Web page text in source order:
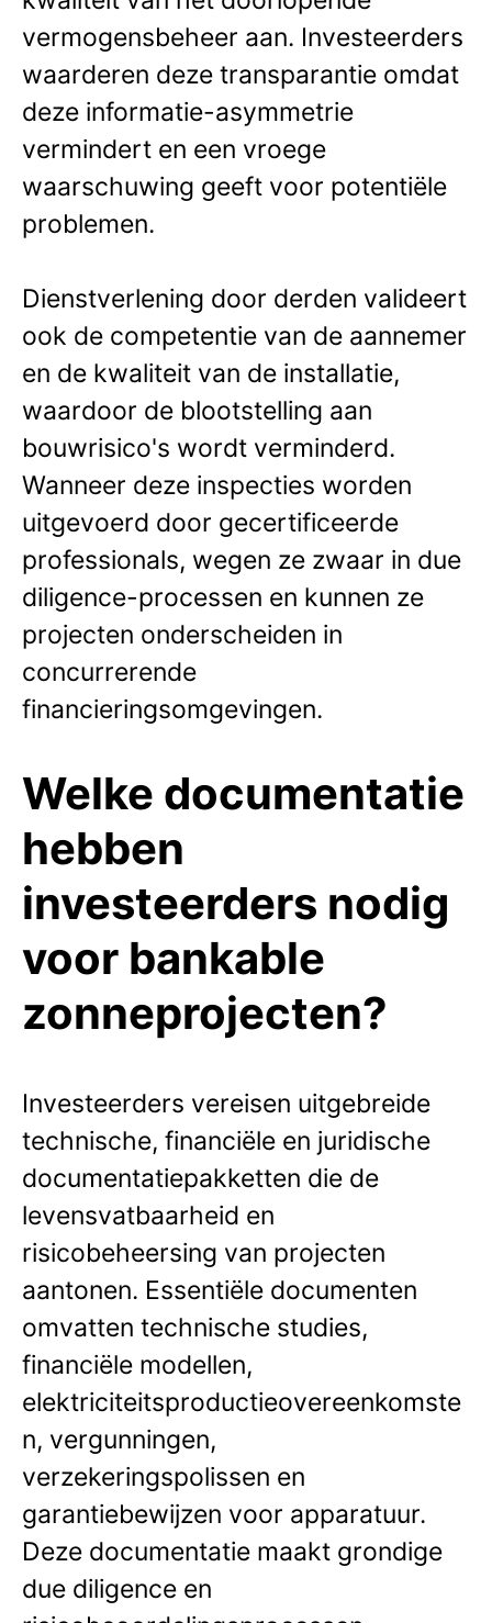
vermogensbeheer aan. Investeerders
waarderen deze transparantie omdat
deze informatie-asymmetrie
vermindert en een vroege
waarschuwing geeft voor potentiële
problemen.
Dienstverlening door derden valideert
ook de competentie van de aannemer
en de kwaliteit van de installatie,
waardoor de blootstelling aan
bouwrisico's wordt verminderd.
Wanneer deze inspecties worden
uitgevoerd door gecertificeerde
professionals, wegen ze zwaar in due
diligence-processen en kunnen ze
projecten onderscheiden in
concurrerende
financieringsomgevingen.
Welke documentatie
hebben
investeerders nodig
voor bankable
zonneprojecten?
Investeerders vereisen uitgebreide
technische, financiële en juridische
documentatiepakketten die de
levensvatbaarheid en
risicobeheersing van projecten
aantonen. Essentiële documenten
omvatten technische studies,
financiële modellen,
elektriciteitsproductieovereenkomste
n, vergunningen,
verzekeringspolissen en
garantiebewijzen voor apparatuur.
Deze documentatie maakt grondige
due diligence en